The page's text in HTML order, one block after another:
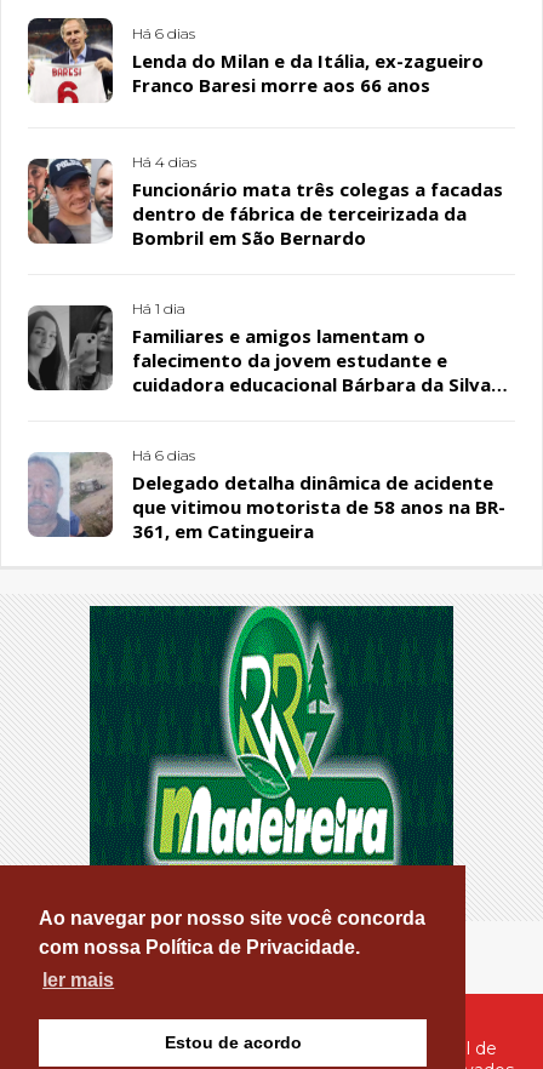
Ao navegar por nosso site você concorda
com nossa Política de Privacidade.
ler mais
Estou de acordo
Há 6 dias
Lenda do Milan e da Itália, ex-zagueiro
Franco Baresi morre aos 66 anos
Há 4 dias
Funcionário mata três colegas a facadas
dentro de fábrica de terceirizada da
Bombril em São Bernardo
Há 1 dia
Familiares e amigos lamentam o
falecimento da jovem estudante e
cuidadora educacional Bárbara da Silva
Há 6 dias
Delegado detalha dinâmica de acidente
que vitimou motorista de 58 anos na BR-
361, em Catingueira
© Copyright 2026 - PATOS ONLINE - O seu Portal de